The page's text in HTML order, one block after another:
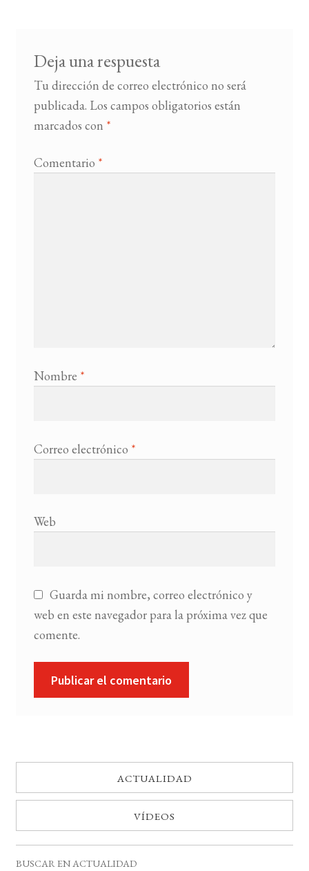
LISTA DE LIBROS
Deja una respuesta
Tu dirección de correo electrónico no será
publicada. Los campos obligatorios están
marcados con *
Comentario *
Nombre *
Correo electrónico *
Web
Guarda mi nombre, correo electrónico y
web en este navegador para la próxima vez que
comente.
ACTUALIDAD
VÍDEOS
BUSCAR EN ACTUALIDAD